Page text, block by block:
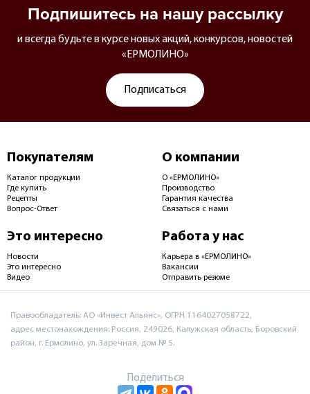
Подпишитесь на нашу рассылку
и всегда будьте в курсе новых акций, конкурсов, новостей
«ЕРМОЛИНО»
Подписаться
Покупателям
Каталог продукции
Где купить
Рецепты
Вопрос-Ответ
О компании
О «ЕРМОЛИНО»
Производство
Гарантия качества
Связаться с нами
Это интересно
Новости
Это интересно
Видео
Работа у нас
Карьера в «ЕРМОЛИНО»
Вакансии
Отправить резюме
Правообладатель: АО «Инвест Альянс», ОГРН 1164027058722,
адрес местонахождения: Россия, 249026, Калужская область, Боровский
район, г. Ермолино, ул. Заречная, дом № 5.
Поделиться